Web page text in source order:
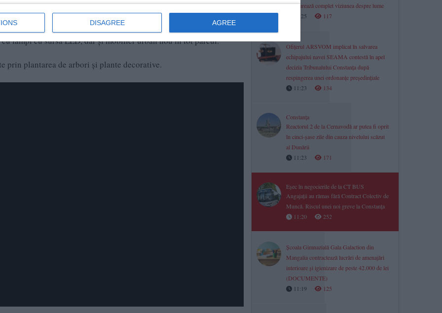
DISAGREE AGREE
spații pentru picnic. Iluminatul va fi modernizat, se vor monta 100
lămpi cu sursa LED, dar și mobilier urban nou în tot parcul.
prin plantarea de arbori și plante decorative.
structurează complet viziunea despre lume
11:25
117
Ofițerul ARSVOM implicat în salvarea
echipajului navei SEAMA contestă în apel
decizia Tribunalului Constanța după
respingerea unei ordonanțe președințiale
11:23
134
Constanța
Reactorul 2 de la Cernavodă ar putea fi oprit
în cinci-șase zile din cauza nivelului scăzut
al Dunării
11:23
171
Eșec în negocierile de la CT BUS
Angajații au rămas fără Contract Colectiv de
Muncă. Riscul unei noi greve la Constanța
11:20
252
Școala Gimnazială Gala Galaction din
Mangalia contractează lucrări de amenajări
interioare și igienizare de peste 42.000 de lei
(DOCUMENTE)
11:19
125